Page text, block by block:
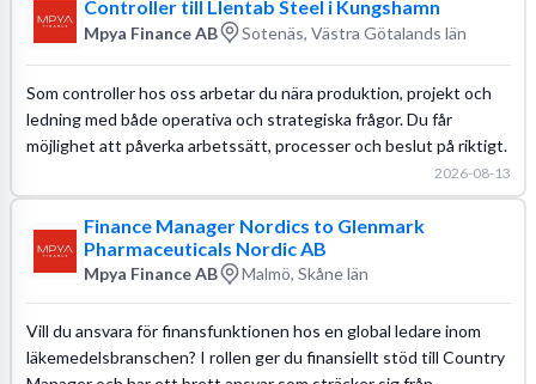
Controller till Llentab Steel i Kungshamn
Mpya Finance AB Sotenäs, Västra Götalands län
Som controller hos oss arbetar du nära produktion, projekt och
ledning med både operativa och strategiska frågor. Du får
möjlighet att påverka arbetssätt, processer och beslut på riktigt.
2026-08-13
Finance Manager Nordics to Glenmark
Pharmaceuticals Nordic AB
Mpya Finance AB Malmö, Skåne län
Vill du ansvara för finansfunktionen hos en global ledare inom
läkemedelsbranschen? I rollen ger du finansiellt stöd till Country